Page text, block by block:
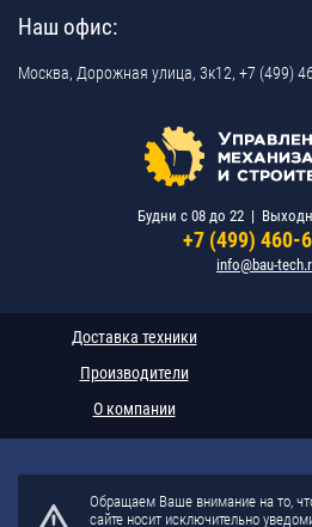
Наш офис:
Москва, Дорожная улица, 3к12, +7 (499)
Будни c 08 до 22 |
+7 (499) 460-
info@bau-
Доставка техники
Производители
О компании
Обращаем Ваше внимание на то,
сайте носит исключительно